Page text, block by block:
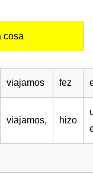
cosa
viajamos fez
viajamos, hizo